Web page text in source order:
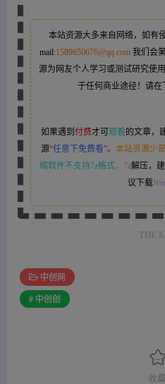
本站资源大多来自网络，如有
mail:1589650676@qq.com 我们会
源为网友个人学习或测试研究使
于任何商业途径！请在
如果遇到 付费才可 观看 的文章，
源“任意下免费看”。 本站资源少
缩软件不支持7z格式，7z解压，
议下载
THE
中创网
# 中创创
收藏